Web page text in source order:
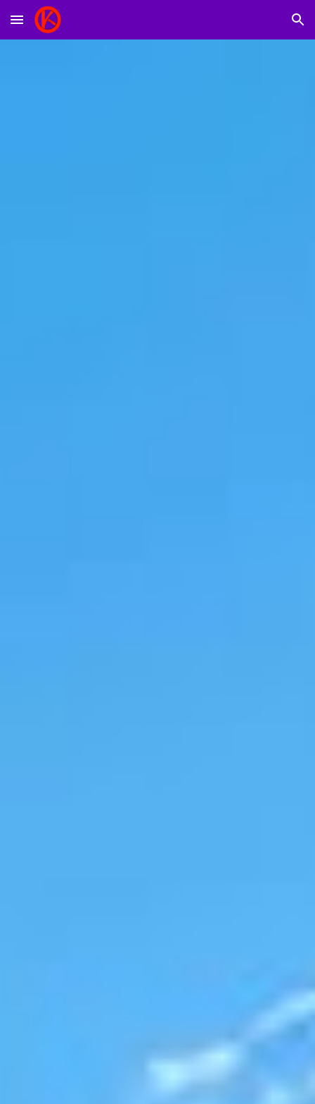
Skip to main content Skip to navigation